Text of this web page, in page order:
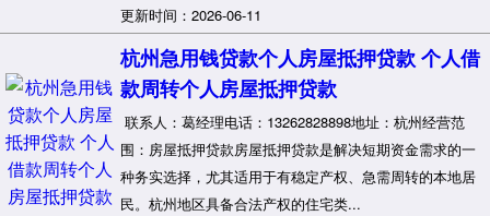
更新时间：2026-06-11
杭州急用钱贷款个人房屋抵押贷款 个人借
款周转个人房屋抵押贷款
联系人：葛经理电话：13262828898地址：杭州经营范
围：房屋抵押贷款房屋抵押贷款是解决短期资金需求的一
种务实选择，尤其适用于有稳定产权、急需周转的本地居
民。杭州地区具备合法产权的住宅类...